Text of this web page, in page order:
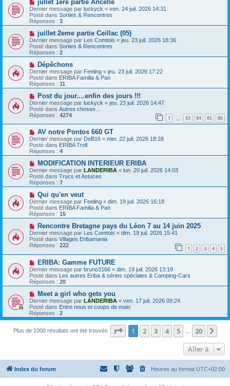
g
e
u
m
e
s
s
a
g
e
o
u
v
e
a
u
m
e
s
s
a
g
e
jullet 1ere partie Ancelle
Dernier message par luckyck « ven. 24 juil. 2026 14:31
Posté dans Sorties & Rencontres
Réponses : 3
N
o
u
v
e
a
u
m
e
s
s
a
g
e
juillet 2eme partie Ceillac (05)
Dernier message par Les Comtois « jeu. 23 juil. 2026 18:36
Posté dans Sorties & Rencontres
Réponses : 2
N
o
u
v
e
a
u
m
e
s
s
a
g
e
Dépêchons
Dernier message par Feeling « jeu. 23 juil. 2026 17:22
Posté dans ERIBA Familia & Pan
Réponses : 11
N
o
u
v
e
a
u
m
e
s
s
a
g
e
Post du jour....enfin des jours !!!
Dernier message par luckyck « jeu. 23 juil. 2026 14:47
Posté dans Autres choses...
Réponses : 4274 1 83 84 85 86
N
o
u
v
e
a
u
m
e
s
s
g
e
AV notre Pontos 660 GT
Dernier message par DeB16 « mer. 22 juil. 2026 18:28
Posté dans ERIBA Troll
Réponses : 4
N
o
u
v
e
a
u
m
e
s
s
a
g
e
MODIFICATION INTERIEUR ERIBA
Dernier message par LANDERIBA « lun. 20 juil. 2026 14:03
Posté dans Trucs et Astuces
Réponses : 7
N
o
u
v
e
a
u
m
e
s
s
a
g
e
Qui qu'en veut
Dernier message par Feeling « dim. 19 juil. 2026 16:18
Posté dans ERIBA Familia & Pan
Réponses : 15
N
o
u
v
e
a
m
e
s
s
a
g
e
Rencontre Bretagne pays du Léon 7 au 14 juin 2025
Dernier message par Les Comtois « dim. 19 juil. 2026 15:41
Posté dans Villages Eribamania
Réponses : 222 1 2 3 4 5
N
o
u
v
e
a
u
m
e
s
a
ERIBA: Gamme FUTURE
Dernier message par bruno3166 « dim. 19 juil. 2026 13:19
Posté dans Les autres Eriba & séries spéciales & Camping-Cars
Réponses : 20
N
o
u
v
e
u
a
e
Meet a girl who gets you
Dernier message par LANDERIBA « ven. 17 juil. 2026 09:24
Posté dans Entre nous et coups de main
Réponses : 2
Plus de 1000 résultats ont été trouvés Page 1sur20
1 2 3 4 5 20
Aller à
Index du forum Heures au format UTC+02:00